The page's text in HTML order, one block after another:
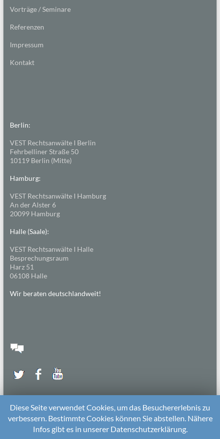
Vorträge / Seminare
Referenzen
Impressum
Kontakt
Berlin:
VEST Rechtsanwälte I Berlin
Fehrbelliner Straße 50
10119 Berlin (Mitte)
Hamburg:
VEST Rechtsanwälte I Hamburg
An der Alster 6
20099 Hamburg
Halle (Saale):
VEST Rechtsanwälte I Halle
Besprechungsraum
Harz 51
06108 Halle
Wir beraten deutschlandweit!
2026 beiDie KitarechtlerUnterstützt von:WordPress. Theme: Spacious von
Diese Seite verwendet Cookies, um das Besuchererlebnis zu
verbessern. Bestimmte Cookies können Sie abstellen. Nähere
Infos gibt es in unserer Datenschutzerklärung.